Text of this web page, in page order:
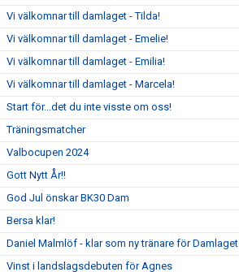
Vi välkomnar till damlaget - Tilda!
Vi välkomnar till damlaget - Emelie!
Vi välkomnar till damlaget - Emilia!
Vi välkomnar till damlaget - Marcela!
Start för...det du inte visste om oss!
Träningsmatcher
Valbocupen 2024
Gott Nytt År!!
God Jul önskar BK30 Dam
Bersa klar!
Daniel Malmlöf - klar som ny tränare för Damlaget
Vinst i landslagsdebuten för Agnes